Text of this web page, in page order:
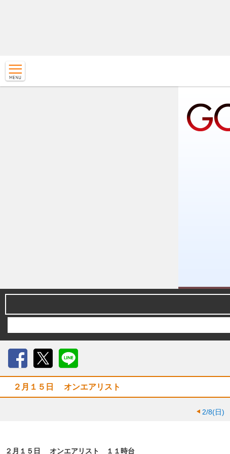
２月１５日 オンエアリスト
2/8(日)
２月１５日 オンエアリスト １１時台